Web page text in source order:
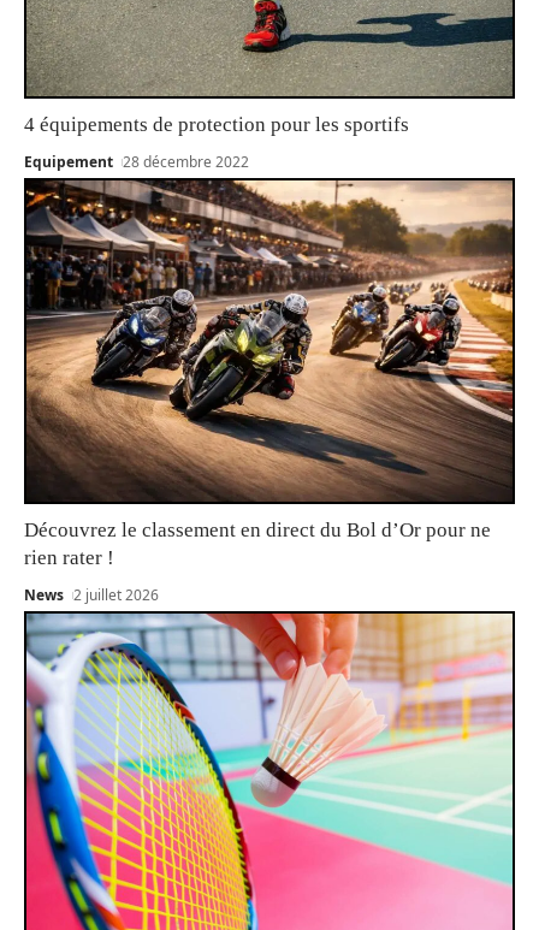
4 équipements de protection pour les sportifs
Equipement 28 décembre 2022
Découvrez le classement en direct du Bol d’Or pour ne
rien rater !
News 2 juillet 2026